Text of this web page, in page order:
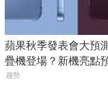
蘋果秋季發表會大預
疊機登場？新機亮點
趨勢